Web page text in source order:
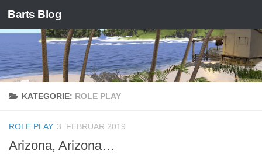
Zum Inhalt springen
Barts Blog
KATEGORIE: ROLE PLAY
ROLE PLAY 3. FEBRUAR 2019
Arizona, Arizona…